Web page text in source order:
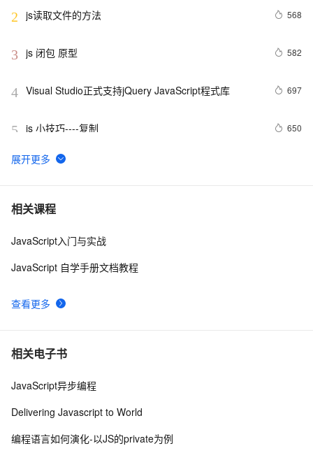
2 js读取文件的方法 568
3 js 闭包 原型 582
4 Visual Studio正式支持jQuery JavaScript程式库 697
5 js 小技巧----复制 650
6 创建JavaScript对象
7 Javascript面向对象编程（二）：构造函数的继承 by
8 js 的 slice方法
相关课程
查看更多
JavaScript入门与实战
JavaScript 自学手册文档教程
相关电子书
JavaScript异步编程
Delivering Javascript to World
编程语言如何演化-以JS的private为例